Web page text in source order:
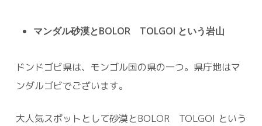
マンダル砂漠とBOLOR TOLGOI という岩山
ドンドゴビ県は、モンゴル国の県の一つ。県庁地はマ
ンダルゴビでございます。
大人気スポットとして砂漠とBOLOR TOLGOI という